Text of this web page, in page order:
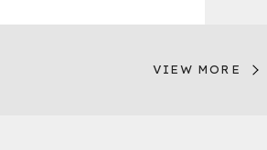
VIEW MORE